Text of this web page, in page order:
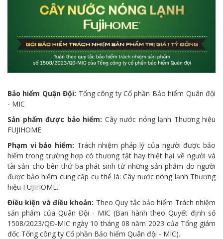
Bảo hiểm Quận Đội: Tổng công ty Cổ phần Bảo hiểm Quân đội
- MIC
Sản phẩm được bảo hiểm: Cây nước nóng lạnh Thương hiệu
FUJIHOME
Phạm vi bảo hiểm: Trách nhiệm pháp lý của người được bảo
hiểm trong trường hợp có thương tật hay thiệt hại về người và
tài sản cho bên thứ ba phát sinh từ những sản phẩm do người
được bảo hiểm cung cấp cụ thể là: Cây nước nóng lạnh Thương
hiệu FUJIHOME.
Điều kiện và điều khoản: Theo Quy tắc bảo hiểm Trách nhiệm
sản phẩm của Quân Đội - MIC (Ban hành theo Quyết định số
1508/2023/QĐ-MIC ngày 10 tháng 08 năm 2023 của Tổng giám
đốc Tổng công ty Cổ phần Bảo hiểm Quân đội - MIC).